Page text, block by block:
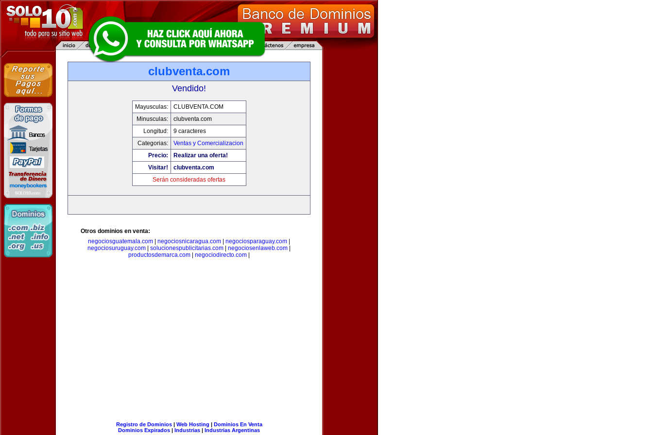
clubventa.com
Vendido!
Mayusculas:
CLUBVENTA.COM
Minusculas:
clubventa.com
Longitud:
9 caracteres
Categorias:
Ventas y Comercializacion
Precio:
Realizar una oferta!
Visitar!
clubventa.com
Serán consideradas ofertas
Otros dominios en venta:
negociosguatemala.com
negociosnicaragua.com negociosparaguay.com
negociosuruguay.com
solucionespublicitarias.com negociosenlaweb.com
productosdemarca.com
negociodirecto.com
Registro de Dominios| Web Hosting | Dominios En Venta
Dominios Expirados | Industrias | Industrias Argentinas